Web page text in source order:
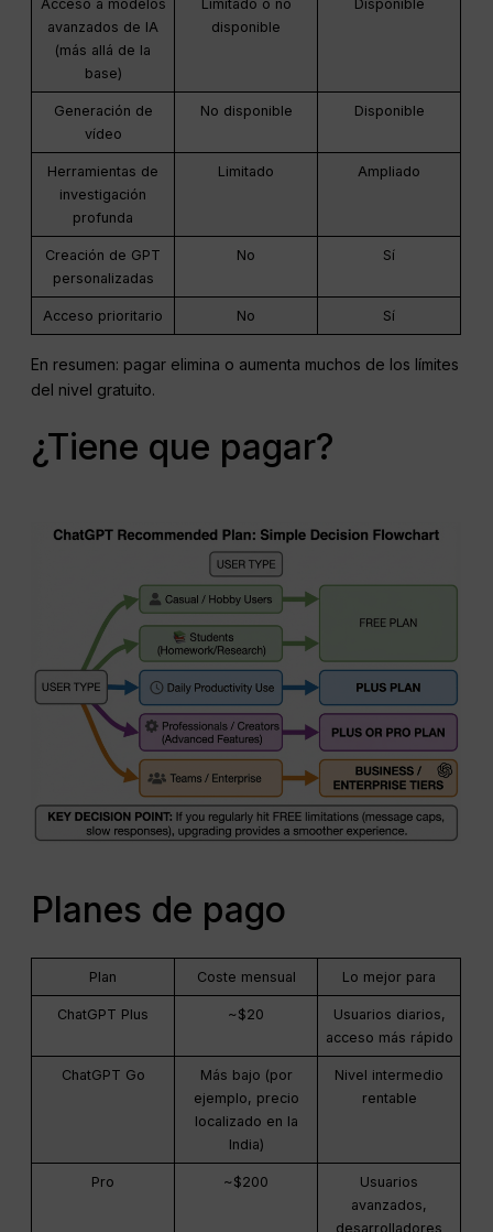
Acceso a modelos
avanzados de IA
(más allá de la
base)
Limitado o no
disponible
Disponible
Generación de
vídeo
No disponible Disponible
Herramientas de
investigación
profunda
Limitado Ampliado
Creación de GPT
personalizadas
No Sí
Acceso prioritario No Sí
En resumen: pagar elimina o aumenta muchos de los límites
del nivel gratuito.
¿Tiene que pagar?
Planes de pago
Plan Coste mensual Lo mejor para
ChatGPT Plus ~$20
Usuarios diarios,
acceso más rápido
ChatGPT Go
Más bajo (por
ejemplo, precio
localizado en la
India)
Nivel intermedio
rentable
Pro ~$200
Usuarios
avanzados,
desarrolladores